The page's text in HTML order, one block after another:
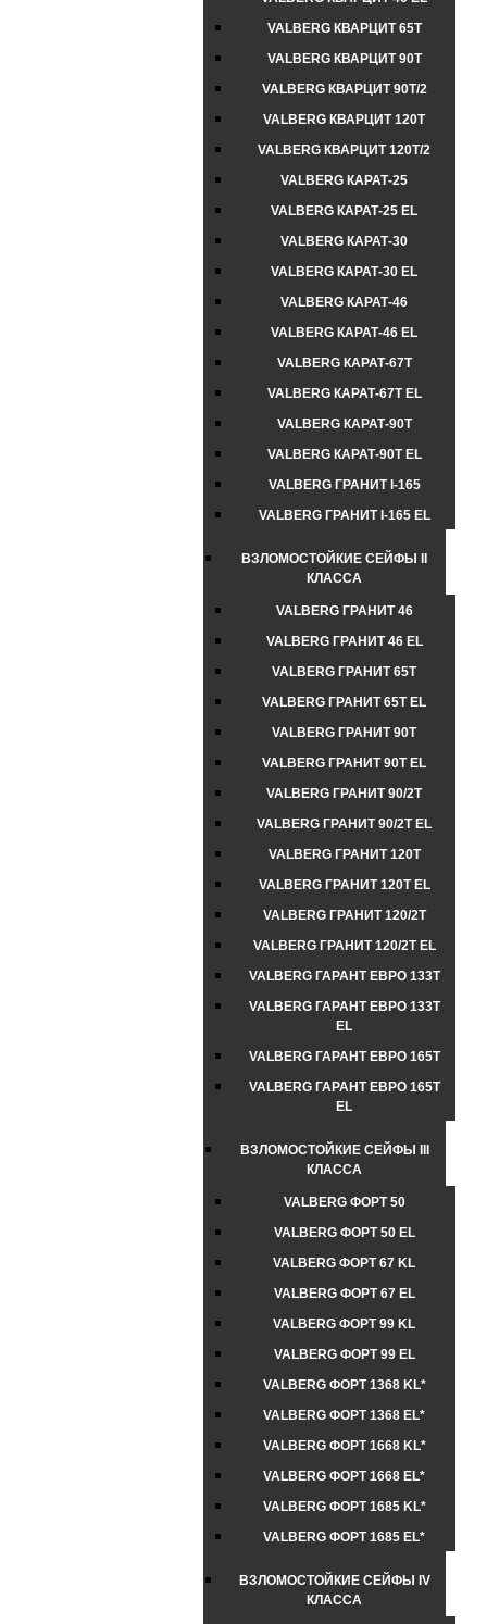
VALBERG КВАРЦИТ 65Т
VALBERG КВАРЦИТ 90Т
VALBERG КВАРЦИТ 90Т/2
VALBERG КВАРЦИТ 120Т
VALBERG КВАРЦИТ 120Т/2
VALBERG КАРАТ-25
VALBERG КАРАТ-25 EL
VALBERG КАРАТ-30
VALBERG КАРАТ-30 EL
VALBERG КАРАТ-46
VALBERG КАРАТ-46 EL
VALBERG КАРАТ-67T
VALBERG КАРАТ-67T EL
VALBERG КАРАТ-90T
VALBERG КАРАТ-90T EL
VALBERG ГРАНИТ I-165
VALBERG ГРАНИТ I-165 EL
ВЗЛОМОСТОЙКИЕ СЕЙФЫ II
КЛАССА
VALBERG ГРАНИТ 46
VALBERG ГРАНИТ 46 EL
VALBERG ГРАНИТ 65Т
VALBERG ГРАНИТ 65Т EL
VALBERG ГРАНИТ 90Т
VALBERG ГРАНИТ 90Т EL
VALBERG ГРАНИТ 90/2Т
VALBERG ГРАНИТ 90/2Т EL
VALBERG ГРАНИТ 120Т
VALBERG ГРАНИТ 120Т EL
VALBERG ГРАНИТ 120/2Т
VALBERG ГРАНИТ 120/2Т EL
VALBERG ГАРАНТ ЕВРО 133Т
VALBERG ГАРАНТ ЕВРО 133Т
EL
VALBERG ГАРАНТ ЕВРО 165Т
VALBERG ГАРАНТ ЕВРО 165Т
EL
ВЗЛОМОСТОЙКИЕ СЕЙФЫ III
КЛАССА
VALBERG ФОРТ 50
VALBERG ФОРТ 50 EL
VALBERG ФОРТ 67 KL
VALBERG ФОРТ 67 EL
VALBERG ФОРТ 99 KL
VALBERG ФОРТ 99 EL
VALBERG ФОРТ 1368 KL*
VALBERG ФОРТ 1368 EL*
VALBERG ФОРТ 1668 KL*
VALBERG ФОРТ 1668 EL*
VALBERG ФОРТ 1685 KL*
VALBERG ФОРТ 1685 EL*
ВЗЛОМОСТОЙКИЕ СЕЙФЫ IV
КЛАССА